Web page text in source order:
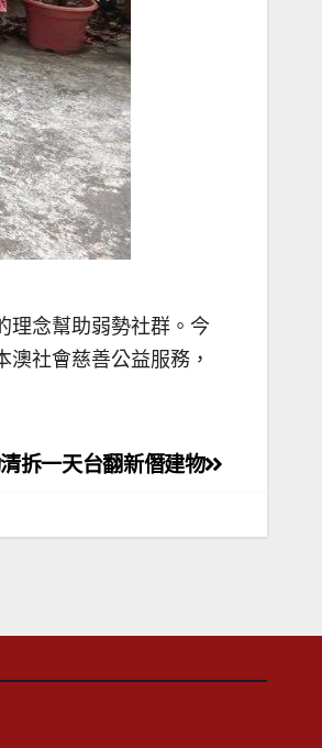
理念幫助弱勢社群。今
社會慈善公益服務，
拆一天台翻新僭建物